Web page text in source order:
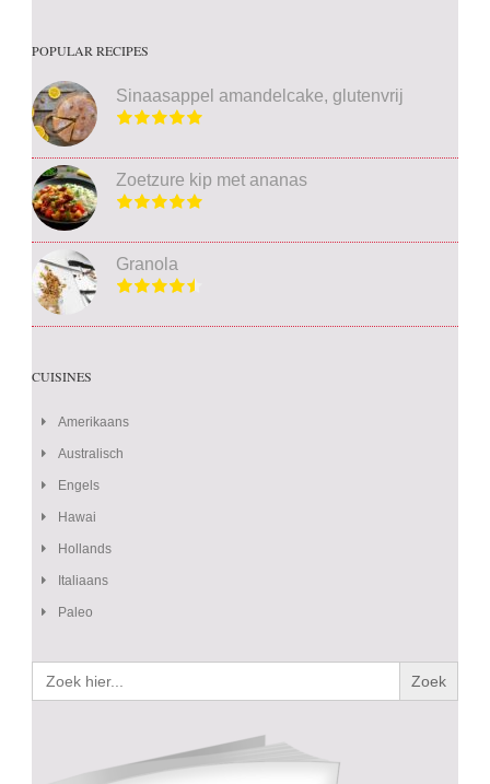
POPULAR RECIPES
Sinaasappel amandelcake, glutenvrij
Zoetzure kip met ananas
Granola
CUISINES
Amerikaans
Australisch
Engels
Hawai
Hollands
Italiaans
Paleo
Zoek
naar: